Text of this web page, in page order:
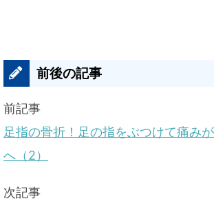
前後の記事
前記事
足指の骨折！足の指をぶつけて痛み
へ（2）
次記事